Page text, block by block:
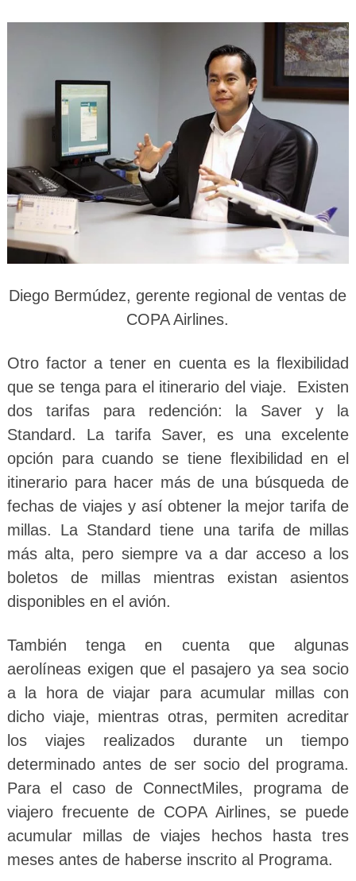
Diego Bermúdez, gerente regional de ventas de
COPA Airlines.
Otro factor a tener en cuenta es la flexibilidad
que se tenga para el itinerario del viaje. Existen
dos tarifas para redención: la Saver y la
Standard. La tarifa Saver, es una excelente
opción para cuando se tiene flexibilidad en el
itinerario para hacer más de una búsqueda de
fechas de viajes y así obtener la mejor tarifa de
millas. La Standard tiene una tarifa de millas
más alta, pero siempre va a dar acceso a los
boletos de millas mientras existan asientos
disponibles en el avión.
También tenga en cuenta que algunas
aerolíneas exigen que el pasajero ya sea socio
a la hora de viajar para acumular millas con
dicho viaje, mientras otras, permiten acreditar
los viajes realizados durante un tiempo
determinado antes de ser socio del programa.
Para el caso de ConnectMiles, programa de
viajero frecuente de COPA Airlines, se puede
acumular millas de viajes hechos hasta tres
meses antes de haberse inscrito al Programa.